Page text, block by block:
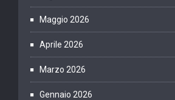
Maggio 2026
Aprile 2026
Marzo 2026
Gennaio 2026